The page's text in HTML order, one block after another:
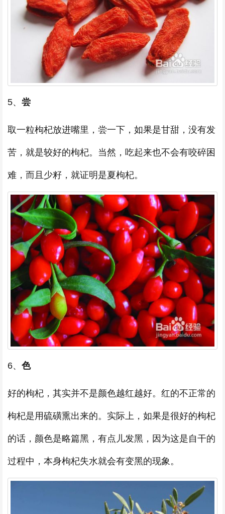
5、 尝
取一粒枸杞放进嘴里，尝一下，如果是甘甜，没有发
苦，就是较好的枸杞。当然，吃起来也不会有咬碎困
难，而且少籽，就证明是夏枸杞。
6、 色
好的枸杞，其实并不是颜色越红越好。红的不正常的
枸杞是用硫磺熏出来的。实际上，如果是很好的枸杞
的话，颜色是略篇黑，有点儿发黑，因为这是自干的
过程中，本身枸杞失水就会有变黑的现象。